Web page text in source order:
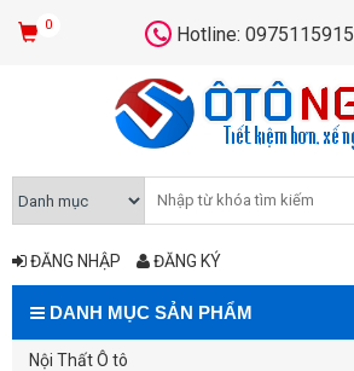
0 Hotline: 0975115915
ĐĂNG NHẬP ĐĂNG KÝ
DANH MỤC SẢN PHẨM
Nội Thất Ô tô